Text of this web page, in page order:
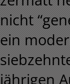
nicht
ein
jährigen